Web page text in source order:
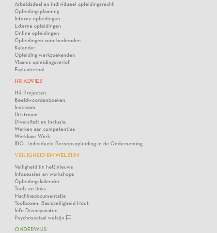
Arbeidsdeal en individueel opleidingsrecht
Opleidingsplanning
Interne opleidingen
Externe opleidingen
Online opleidingen
Opleidingen voor bedienden
Kalender
Opleiding werkzoekenden
Vlaams opleidingsverlof
Evaluatietool
HR ADVIES
HR Projecten
Beeldwoordenboeken
Instroom
Uitstroom
Diversiteit en inclusie
Werken aan competenties
Werkbaar Werk
IBO - Individuele Beroepsopleiding in de Onderneming
VEILIGHEID EN WELZIJN
Veiligheid (in het) nieuws
Infosessies en workshops
Opleidingskalender
Tools en links
Machinedocumentatie
Toolboxen: Basisveiligheid Hout
Info Diisocyanaten
Psychosociaal welzijn
ONDERWIJS